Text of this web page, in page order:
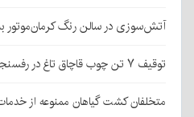
آتش‌سوزی در سالن رنگ کرمان‌موتور بم
توقیف ۷ تن چوب قاچاق تاغ در رفسنجان
متخلفان کشت گیاهان ممنوعه از خدمات